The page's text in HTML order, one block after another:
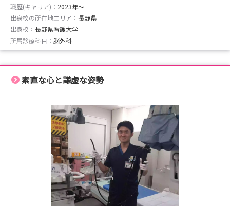
職歴(キャリア)： 2023年〜
出身校の所在地エリア： 長野県
出身校： 長野県看護大学
所属診療科目： 脳外科
素直な心と謙虚な姿勢